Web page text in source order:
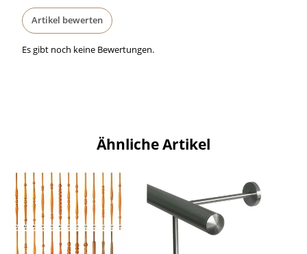
Artikel bewerten
Es gibt noch keine Bewertungen.
Ähnliche Artikel